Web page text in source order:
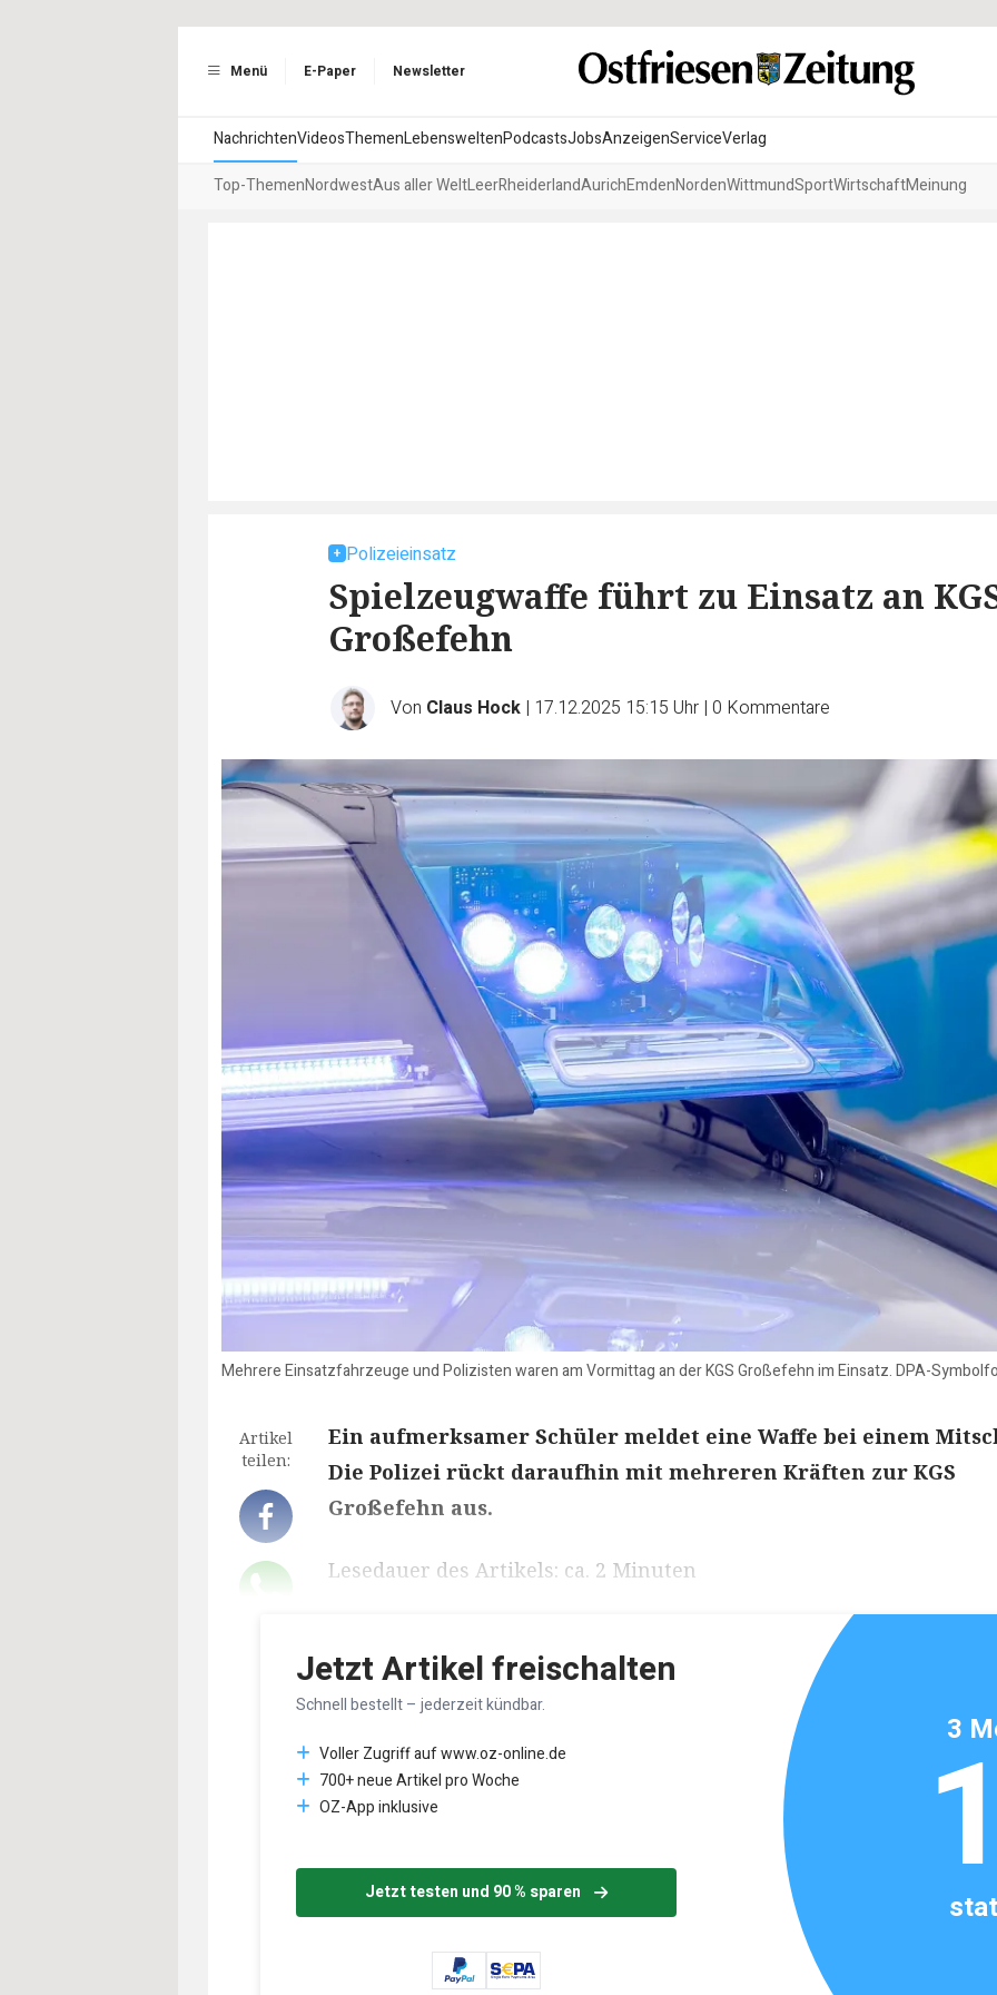
Menü E-Paper Newsletter
NachrichtenVideosThemenLebensweltenPodcastsJobsAnzeigenServiceVerlag
Top-ThemenNordwestAus aller WeltLeerRheiderlandAurichEmdenNordenWittmundSportWirtschaftMeinung
Polizeieinsatz
Spielzeugwaffe führt zu Einsatz an
Großefehn
Von Claus Hock | 17.12.2025 15:15 Uhr | 0 Kommentare
Mehrere Einsatzfahrzeuge und Polizisten waren am Vormittag an der KGS Großefehn im Einsatz. DPA-
Artikel
teilen:
Ein aufmerksamer Schüler meldet eine Waffe bei einem
Die Polizei rückt daraufhin mit mehreren Kräften zur KGS
Großefehn aus.
Lesedauer des Artikels: ca. 2 Minuten
Jetzt Artikel freischalten
Schnell bestellt – jederzeit kündbar.
Voller Zugriff auf www.oz-online.de
700+ neue Artikel pro Woche
OZ-App inklusive
Jetzt testen und 90 % sparen
3